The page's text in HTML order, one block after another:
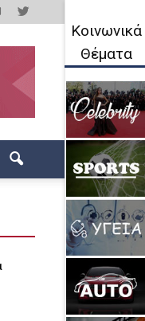
Κοινωνικά
Θέματα